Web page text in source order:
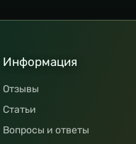
Информация
Отзывы
Статьи
Вопросы и ответы